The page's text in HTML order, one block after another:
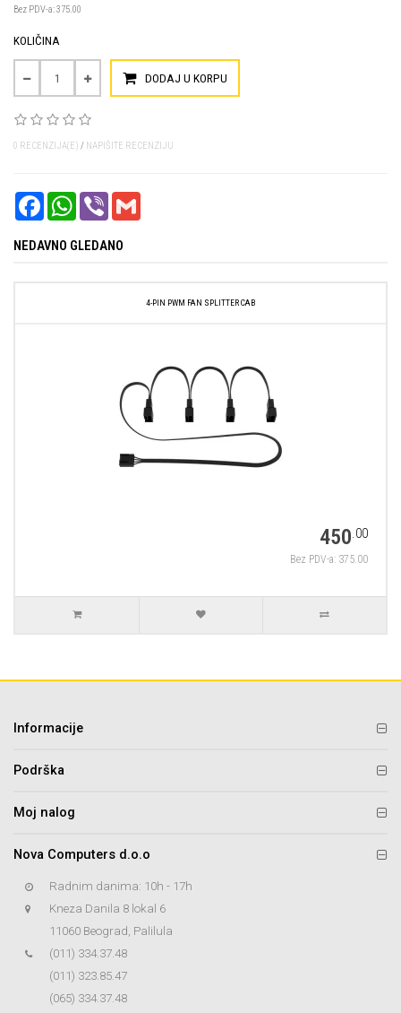
Bez PDV-a: 375.00
KOLIČINA
DODAJ U KORPU
0 RECENZIJA(E) / NAPIŠITE RECENZIJU
FACEBOOKWHATSAPPVIBER
NEDAVNO GLEDANO
4-PIN PWM FAN SPLITTER CAB
450.00
Bez PDV-a: 375.00
Informacije
Podrška
Moj nalog
Nova Computers d.o.o
Radnim danima: 10h - 17h
Kneza Danila 8 lokal 6
11060 Beograd, Palilula
(011) 334.37.48
(011) 323.85.47
(065) 334.37.48